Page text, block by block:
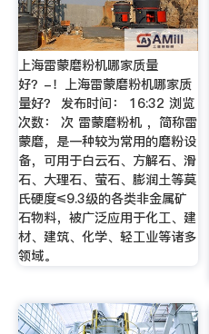
上海雷蒙磨粉机哪家质量
好？-！上海雷蒙磨粉机哪家质
量好？ 发布时间： 16:32 浏览
次数： 次 雷蒙磨粉机 ，简称雷
蒙磨，是一种较为常用的磨粉设
备，可用于白云石、方解石、滑
石、大理石、萤石、膨润土等莫
氏硬度≤9.3级的各类非金属矿
石物料，被广泛应用于化工、建
材、建筑、化学、轻工业等诸多
领域。